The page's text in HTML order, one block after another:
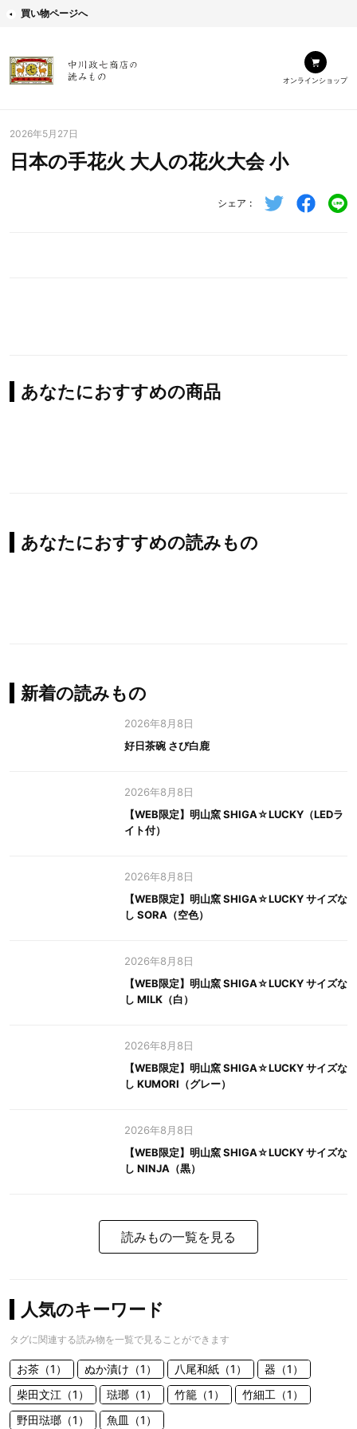
買い物ページへ
オンラインショップ
2026年5月27日
日本の手花火 大人の花火大会 小
シェア
あなたにおすすめの商品
あなたにおすすめの読みもの
新着の読みもの
2026年8月8日
好日茶碗 さび白鹿
2026年8月8日
【WEB限定】明山窯 SHIGA☆LUCKY（LEDラ
イト付）
2026年8月8日
【WEB限定】明山窯 SHIGA☆LUCKY サイズな
し SORA（空色）
2026年8月8日
【WEB限定】明山窯 SHIGA☆LUCKY サイズな
し MILK（白）
2026年8月8日
【WEB限定】明山窯 SHIGA☆LUCKY サイズな
し KUMORI（グレー）
2026年8月8日
【WEB限定】明山窯 SHIGA☆LUCKY サイズな
し NINJA（黒）
読みもの一覧を見る
人気のキーワード
タグに関連する読み物を一覧で見ることができます
お茶（1） ぬか漬け（1） 八尾和紙（1）
器（1）
柴田文江（1）
琺瑯（1） 竹籠（1）
竹細工（1）
野田琺瑯（1）
魚皿（1）